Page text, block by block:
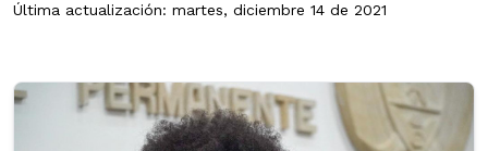
Última actualización: martes, diciembre 14 de 2021